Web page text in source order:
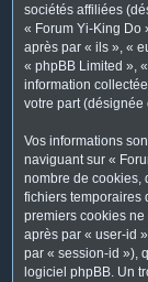
sociétés affiliées
« Forum Yi-King Do
après par « ils », «
« phpBB Limited »,
information
votre part (désignée
Vos informations
naviguant sur «
nombre de cookies,
fichiers temporaires
premiers cookies
après par « user-id
par « session-id »),
logiciel phpBB. Un